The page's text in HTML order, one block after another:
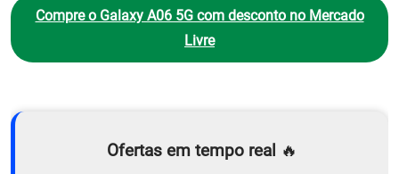
Compre o Galaxy A06 5G com desconto no Mercado
Livre
Ofertas em tempo real 🔥